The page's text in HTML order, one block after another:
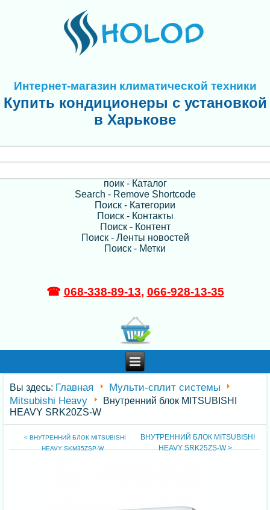
Интернет-магазин климатической техники
Купить кондиционеры с установкой
в Харькове
поик - Каталог
Search - Remove Shortcode
Поиск - Категории
Поиск - Контакты
Поиск - Контент
Поиск - Ленты новостей
Поиск - Метки
☎ 068-338-89-13, 066-928-13-35
Вы здесь: Главная
Мульти-сплит системы
Mitsubishi Heavy
Внутренний блок MITSUBISHI
HEAVY SRK20ZS-W
< ВНУТРЕННИЙ БЛОК MITSUBISHI
HEAVY SKM35ZSP-W
ВНУТРЕННИЙ БЛОК MITSUBISHI
HEAVY SRK25ZS-W >